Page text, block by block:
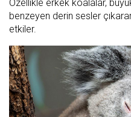
Özellikle erkek koalalar,
benzeyen derin sesler
etkiler.